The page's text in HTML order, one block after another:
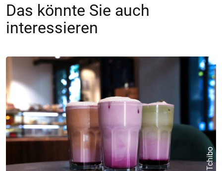
Das könnte Sie auch
interessieren
© Tchibo